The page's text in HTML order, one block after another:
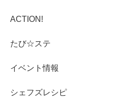
ACTION!
たび☆ステ
イベント情報
シェフズレシピ